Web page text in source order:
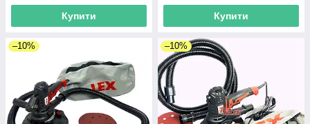
Купити Купити
–10% –10%